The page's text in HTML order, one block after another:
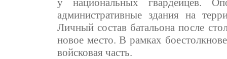
у национальных гвардейцев.
административные здания на
Личный состав батальона после
новое место. В рамках
войсковая часть.